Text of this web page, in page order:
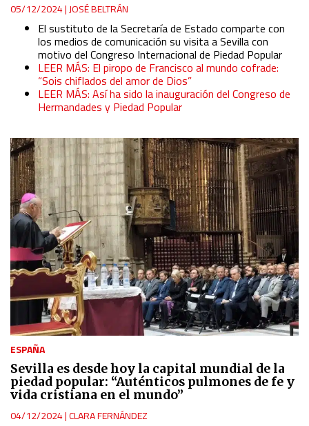
05/12/2024| JOSÉ BELTRÁN
El sustituto de la Secretaría de Estado comparte con
los medios de comunicación su visita a Sevilla con
motivo del Congreso Internacional de Piedad Popular
LEER MÁS: El piropo de Francisco al mundo cofrade:
“Sois chiflados del amor de Dios”
LEER MÁS: Así ha sido la inauguración del Congreso de
Hermandades y Piedad Popular
ESPAÑA
Sevilla es desde hoy la capital mundial de la
piedad popular: “Auténticos pulmones de fe y
vida cristiana en el mundo”
04/12/2024|CLARA FERNÁNDEZ